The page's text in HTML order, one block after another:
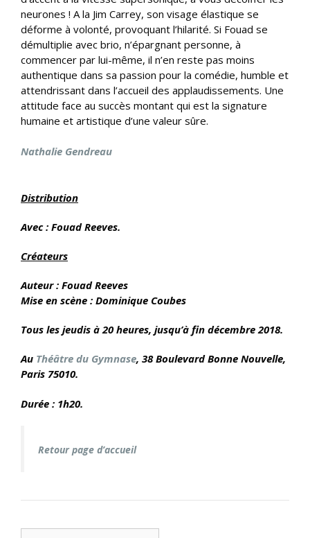
neurones ! A la Jim Carrey, son visage élastique se
déforme à volonté, provoquant l’hilarité. Si Fouad se
démultiplie avec brio, n’épargnant personne, à
commencer par lui-même, il n’en reste pas moins
authentique dans sa passion pour la comédie, humble et
attendrissant dans l’accueil des applaudissements. Une
attitude face au succès montant qui est la signature
humaine et artistique d’une valeur sûre.
Nathalie Gendreau
Distribution
Avec : Fouad Reeves.
Créateurs
Auteur : Fouad Reeves
Mise en scène : Dominique Coubes
Tous les jeudis à 20 heures, jusqu’à fin décembre 2018.
Au Théâtre du Gymnase, 38 Boulevard Bonne Nouvelle,
Paris 75010.
Durée : 1h20.
Retour page d’accueil